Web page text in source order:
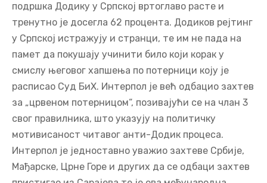
подршка Додику у Српској вртоглаво расте и
тренутно је досегла 62 процента. Додиков рејтинг
у Српској истражују и странци, те им не пада на
памет да покушају учинити било који корак у
смислу његовог хапшења по потерници коју је
расписао Суд БиХ. Интерпол је већ одбацио захтев
за „црвеном потерницом“, позивајући се на члан 3
свог правилника, што указују на политичку
мотивисаност читавог анти-Додик процеса.
Интерпол је једноставно уважио захтеве Србије,
Мађарске, Црне Горе и других да се одбаци захтев